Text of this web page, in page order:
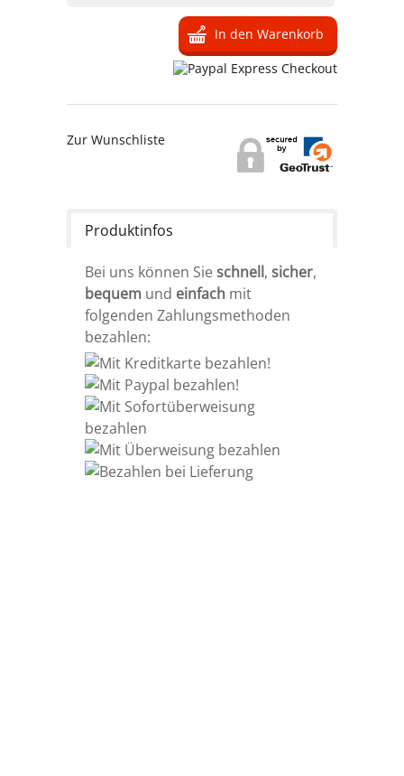
Zur Wunschliste
Produktinfos
Bei uns können Sie schnell, sicher,
bequem und einfach mit
folgenden Zahlungsmethoden
bezahlen: